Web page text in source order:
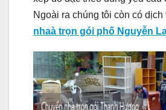
Ngoài ra chúng tôi còn có dịch
nhaà trọn gói phố Nguyễn